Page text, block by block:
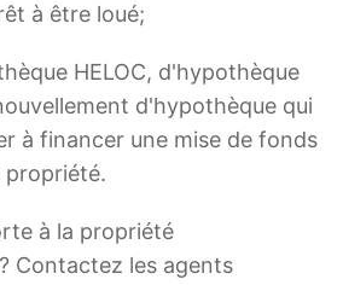
à être loué;
HELOC, d'hypothèque
d'hypothèque qui
à financer une mise de fonds
propriété.
à la propriété
Contactez les agents